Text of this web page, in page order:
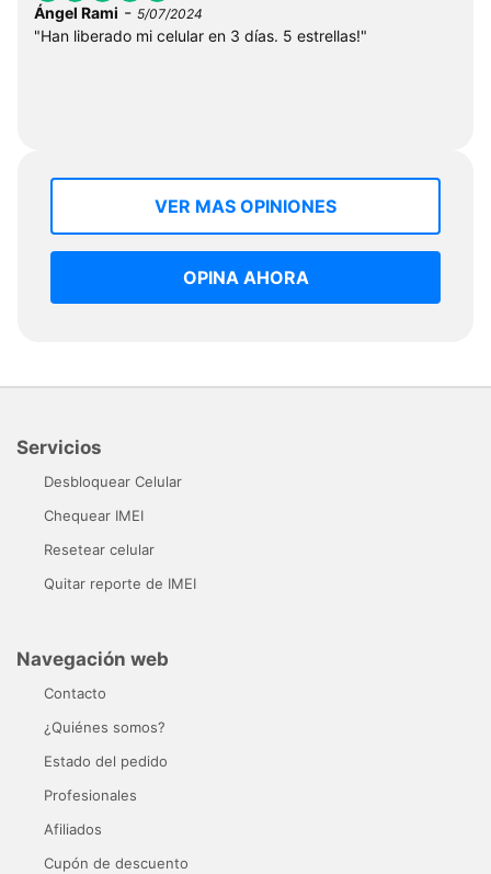
Ángel Rami - 5/07/2024
"Han liberado mi celular en 3 días. 5 estrellas!"
VER MAS OPINIONES
OPINA AHORA
Servicios
Desbloquear Celular
Chequear IMEI
Resetear celular
Quitar reporte de IMEI
Navegación web
Contacto
¿Quiénes somos?
Estado del pedido
Profesionales
Afiliados
Cupón de descuento